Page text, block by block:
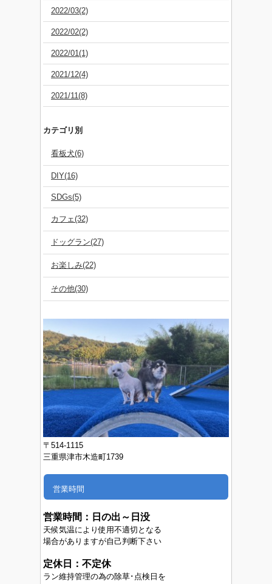
2022/03(2)
2022/02(2)
2022/01(1)
2021/12(4)
2021/11(8)
カテゴリ別
看板犬(6)
DIY(16)
SDGs(5)
カフェ(32)
ドッグラン(27)
お楽しみ(22)
その他(30)
〒514-1115
三重県津市木造町1739
営業時間
営業時間： 日の出～日没
天候気温により使用不適切となる
場合がありますが自己判断下さい
定休日：不定休
ラン維持管理の為の除草･点検日を